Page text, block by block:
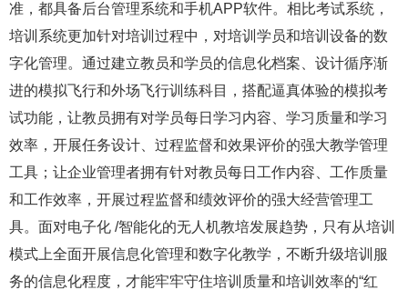
准，都具备后台管理系统和手机APP软件。相比考试系统，
培训系统更加针对培训过程中，对培训学员和培训设备的数
字化管理。通过建立教员和学员的信息化档案、设计循序渐
进的模拟飞行和外场飞行训练科目，搭配逼真体验的模拟考
试功能，让教员拥有对学员每日学习内容、学习质量和学习
效率，开展任务设计、过程监督和效果评价的强大教学管理
工具；让企业管理者拥有针对教员每日工作内容、工作质量
和工作效率，开展过程监督和绩效评价的强大经营管理工
具。面对电子化 /智能化的无人机教培发展趋势，只有从培训
模式上全面开展信息化管理和数字化教学，不断升级培训服
务的信息化程度，才能牢牢守住培训质量和培训效率的“红